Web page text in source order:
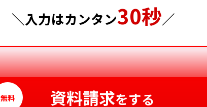
神奈川県
徳島県
香川県
愛媛県
高知県
＼入力はカンタン30秒／
無料 資料請求をする